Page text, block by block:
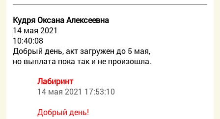
Кудря Оксана Алексеевна
14 мая 2021
10:40:08
Добрый день, акт загружен до 5 мая,
но выплата пока так и не произошла.
Лабиринт
14 мая 2021 17:53:10
Добрый день!